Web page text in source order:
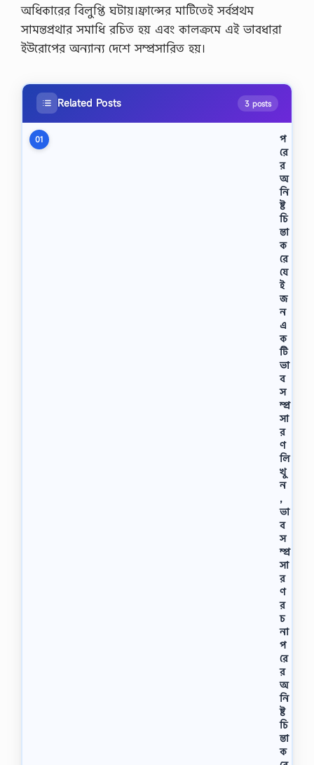
অধিকারের বিলুপ্তি ঘটায়।ফ্রান্সের মাটিতেই সর্বপ্রথম
সামন্তপ্রথার সমাধি রচিত হয় এবং কালক্রমে এই ভাবধারা
ইউরোপের অন্যান্য দেশে সম্প্রসারিত হয়।
Related Posts 3 posts
01
প
রে
র
অ
নি
ষ্ট
চি
ন্তা
ক
রে
যে
ই
জ
ন
এ
ক
টি
ভা
ব
স
ম্প্র
সা
র
ণ
লি
খু
ন
,
ভা
ব
স
ম্প্র
সা
র
ণ
র
চ
না
প
রে
র
অ
নি
ষ্ট
চি
ন্তা
ক